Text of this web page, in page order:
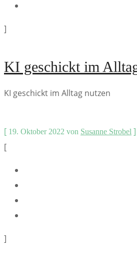
]
KI geschickt im
KI geschickt im Alltag nutzen
[ 19. Oktober 2022 von Susanne Strobel ]
[
]